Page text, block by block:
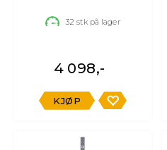
32 stk på lager
4 098,-
KJØP